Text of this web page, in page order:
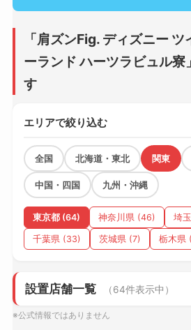
「肩ズンFig. ディズニー
ーランド ハーツラビュル
す
エリアで絞り込む
全国 北海道・東北 関東
中国・四国 九州・沖縄
東京都 (64) 神奈川県 (46)
千葉県 (33) 茨城県 (7)
設置店舗一覧 （64件表示中）
※公式情報ではありません